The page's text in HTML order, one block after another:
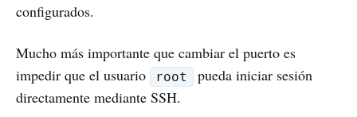
configurados.
Mucho más importante que cambiar el puerto es
impedir que el usuario
root
pueda iniciar sesión
directamente mediante SSH.